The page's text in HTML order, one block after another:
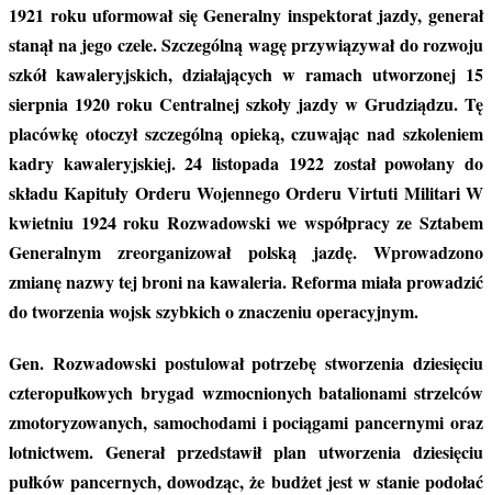
1921 roku uformował się Generalny inspektorat jazdy, generał
stanął na jego czele. Szczególną wagę przywiązywał do rozwoju
szkół kawaleryjskich, działających w ramach utworzonej 15
sierpnia 1920 roku Centralnej szkoły jazdy w Grudziądzu. Tę
placówkę otoczył szczególną opieką, czuwając nad szkoleniem
kadry kawaleryjskiej. 24 listopada 1922 został powołany do
składu Kapituły Orderu Wojennego Orderu Virtuti Militari W
kwietniu 1924 roku Rozwadowski we współpracy ze Sztabem
Generalnym zreorganizował polską jazdę. Wprowadzono
zmianę nazwy tej broni na kawaleria. Reforma miała prowadzić
do tworzenia wojsk szybkich o znaczeniu operacyjnym.
Gen. Rozwadowski postulował potrzebę stworzenia dziesięciu
czteropułkowych brygad wzmocnionych batalionami strzelców
zmotoryzowanych, samochodami i pociągami pancernymi oraz
lotnictwem. Generał przedstawił plan utworzenia dziesięciu
pułków pancernych, dowodząc, że budżet jest w stanie podołać